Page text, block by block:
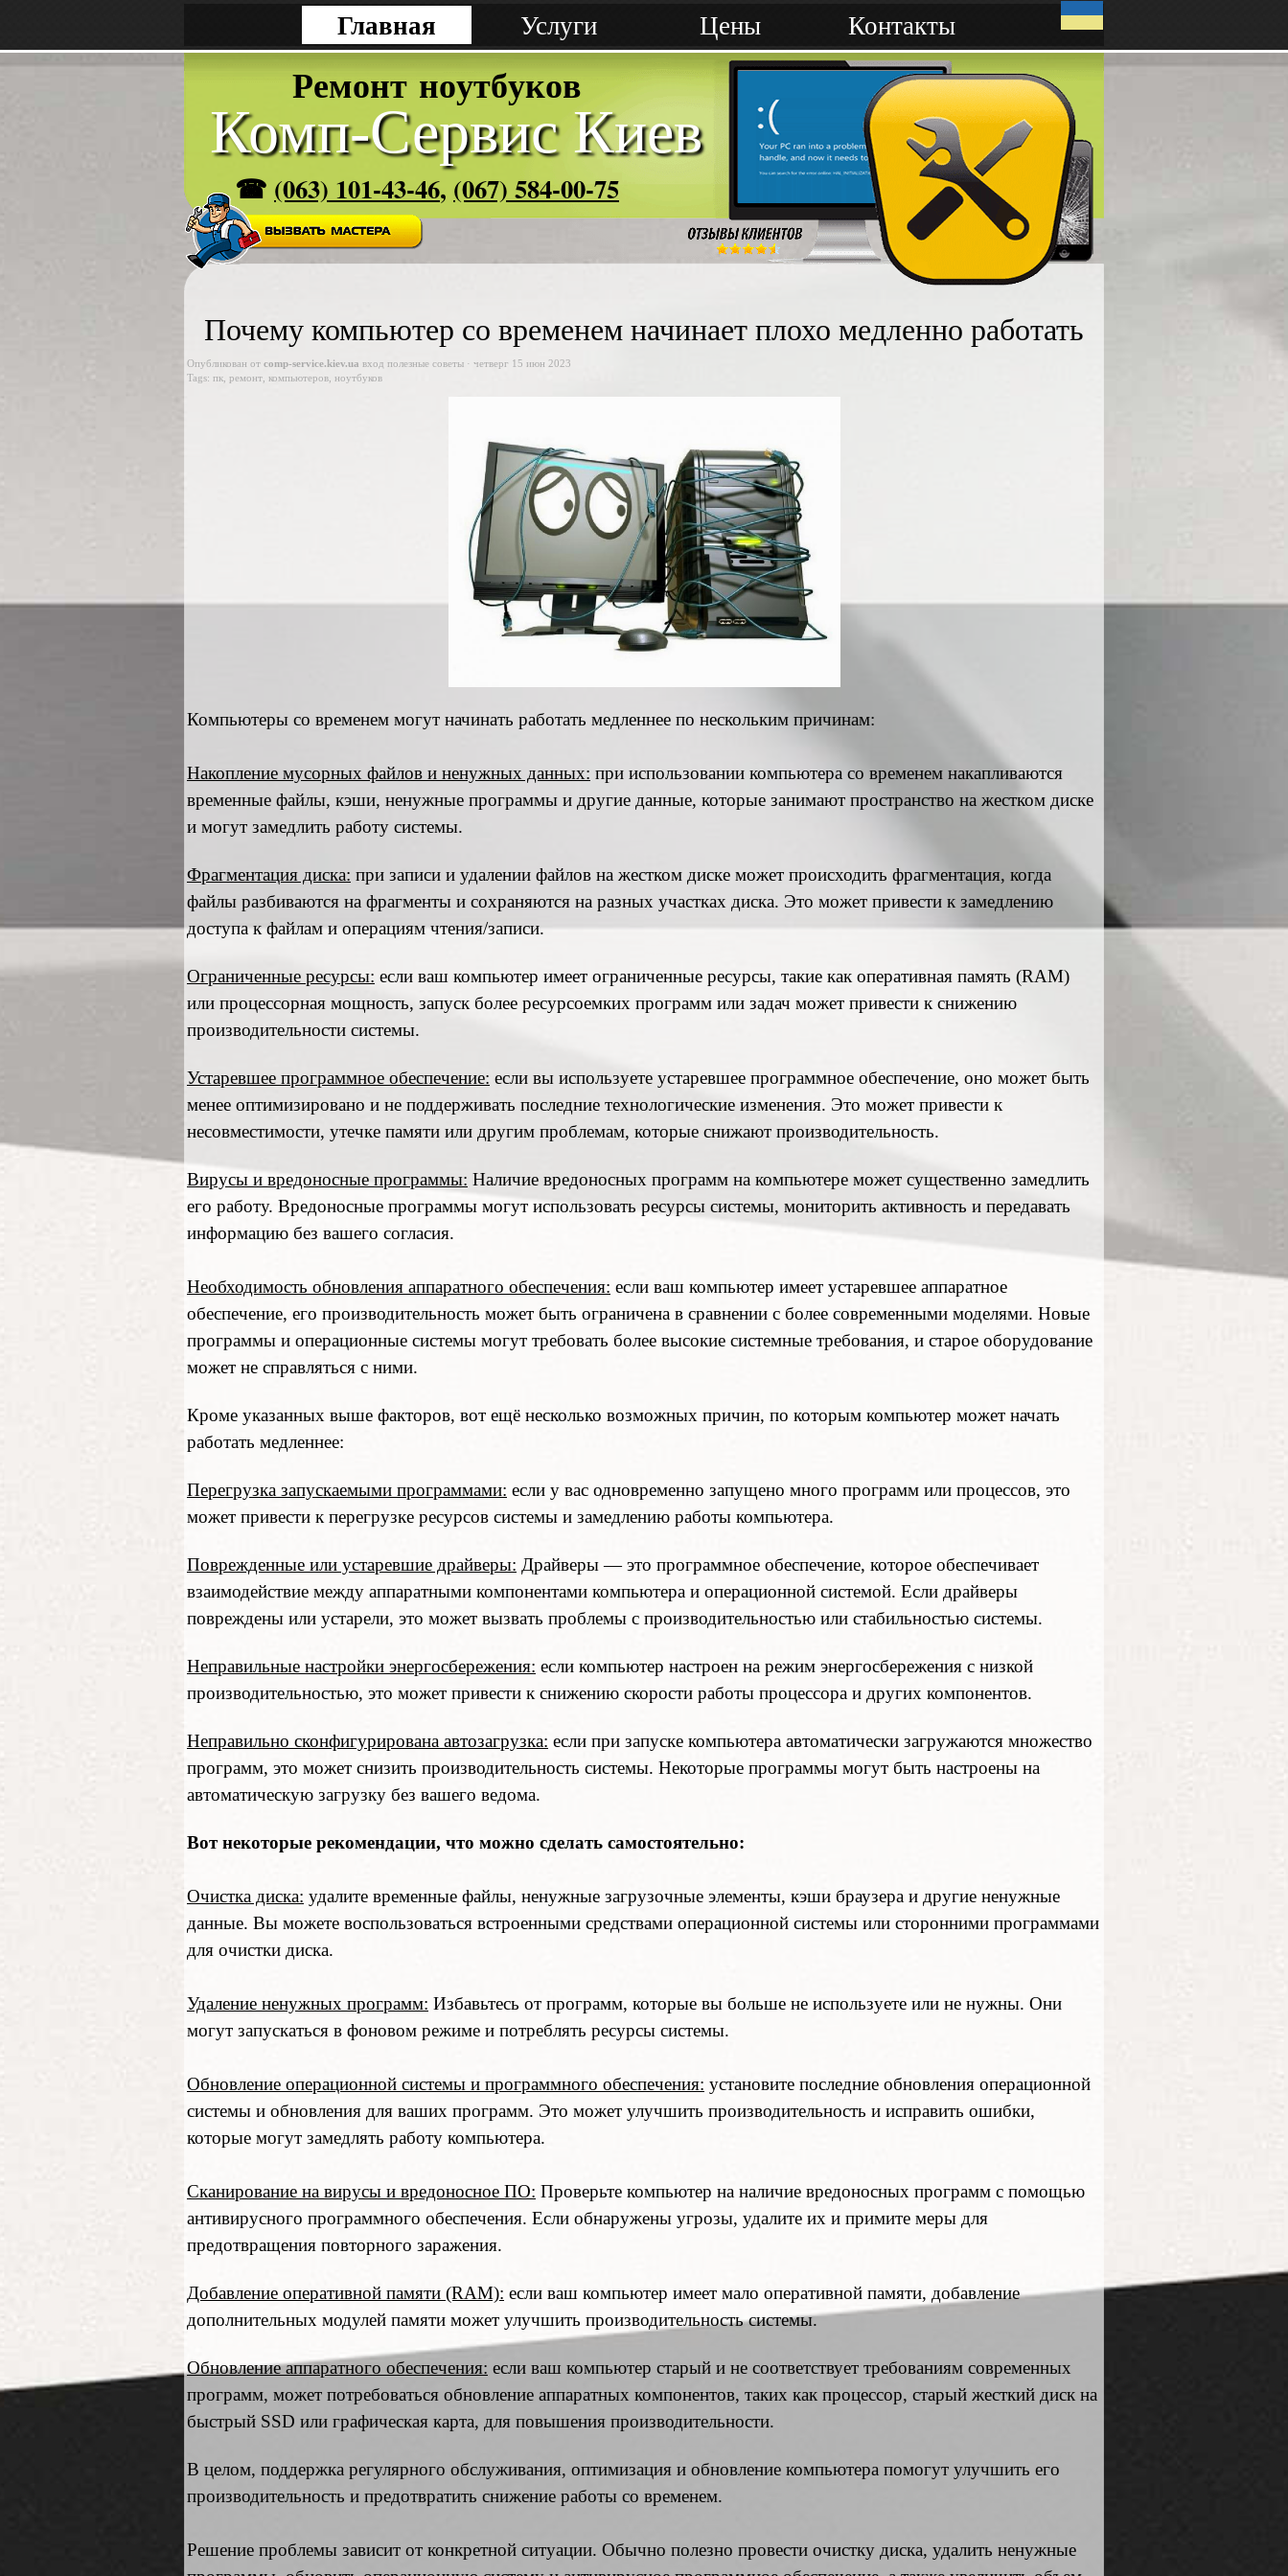
Комп-Сервис Киев
Ремонт ноутбуков
Главная Услуги Цены Контакты
☎ (063) 101-43-46, (067) 584-00-75
Почему компьютер со временем начинает плохо медленно работать
Опубликован от comp-service.kiev.ua вход полезные советы · четверг 15 июн 2023
Tags: пк ремонт компьютеров ноутбуков
Компьютеры со временем могут начинать работать медленнее по нескольким причинам:
Накопление мусорных файлов и ненужных данных: при использовании компьютера со временем накапливаются
временные файлы, кэши, ненужные программы и другие данные, которые занимают пространство на жестком диске
и могут замедлить работу системы.
Фрагментация диска: при записи и удалении файлов на жестком диске может происходить фрагментация, когда
файлы разбиваются на фрагменты и сохраняются на разных участках диска. Это может привести к замедлению
доступа к файлам и операциям чтения/записи.
Ограниченные ресурсы: если ваш компьютер имеет ограниченные ресурсы, такие как оперативная память (RAM)
или процессорная мощность, запуск более ресурсоемких программ или задач может привести к снижению
производительности системы.
Устаревшее программное обеспечение: если вы используете устаревшее программное обеспечение, оно может быть
менее оптимизировано и не поддерживать последние технологические изменения. Это может привести к
несовместимости, утечке памяти или другим проблемам, которые снижают производительность.
Вирусы и вредоносные программы: Наличие вредоносных программ на компьютере может существенно замедлить
его работу. Вредоносные программы могут использовать ресурсы системы, мониторить активность и передавать
информацию без вашего согласия.
Необходимость обновления аппаратного обеспечения: если ваш компьютер имеет устаревшее аппаратное
обеспечение, его производительность может быть ограничена в сравнении с более современными моделями. Новые
программы и операционные системы могут требовать более высокие системные требования, и старое оборудование
может не справляться с ними.
Кроме указанных выше факторов, вот ещё несколько возможных причин, по которым компьютер может начать
работать медленнее:
Перегрузка запускаемыми программами: если у вас одновременно запущено много программ или процессов, это
может привести к перегрузке ресурсов системы и замедлению работы компьютера.
Поврежденные или устаревшие драйверы: Драйверы — это программное обеспечение, которое обеспечивает
взаимодействие между аппаратными компонентами компьютера и операционной системой. Если драйверы
повреждены или устарели, это может вызвать проблемы с производительностью или стабильностью системы.
Неправильные настройки энергосбережения: если компьютер настроен на режим энергосбережения с низкой
производительностью, это может привести к снижению скорости работы процессора и других компонентов.
Неправильно сконфигурирована автозагрузка: если при запуске компьютера автоматически загружаются множество
программ, это может снизить производительность системы. Некоторые программы могут быть настроены на
автоматическую загрузку без вашего ведома.
Вот некоторые рекомендации, что можно сделать самостоятельно:
Очистка диска: удалите временные файлы, ненужные загрузочные элементы, кэши браузера и другие ненужные
данные. Вы можете воспользоваться встроенными средствами операционной системы или сторонними программами
для очистки диска.
Удаление ненужных программ: Избавьтесь от программ, которые вы больше не используете или не нужны. Они
могут запускаться в фоновом режиме и потреблять ресурсы системы.
Обновление операционной системы и программного обеспечения: установите последние обновления операционной
системы и обновления для ваших программ. Это может улучшить производительность и исправить ошибки,
которые могут замедлять работу компьютера.
Сканирование на вирусы и вредоносное ПО: Проверьте компьютер на наличие вредоносных программ с помощью
антивирусного программного обеспечения. Если обнаружены угрозы, удалите их и примите меры для
предотвращения повторного заражения.
Добавление оперативной памяти (RAM): если ваш компьютер имеет мало оперативной памяти, добавление
дополнительных модулей памяти может улучшить производительность системы.
Обновление аппаратного обеспечения: если ваш компьютер старый и не соответствует требованиям современных
программ, может потребоваться обновление аппаратных компонентов, таких как процессор, старый жесткий диск на
быстрый SSD или графическая карта, для повышения производительности.
В целом, поддержка регулярного обслуживания, оптимизация и обновление компьютера помогут улучшить его
производительность и предотвратить снижение работы со временем.
Решение проблемы зависит от конкретной ситуации. Обычно полезно провести очистку диска, удалить ненужные